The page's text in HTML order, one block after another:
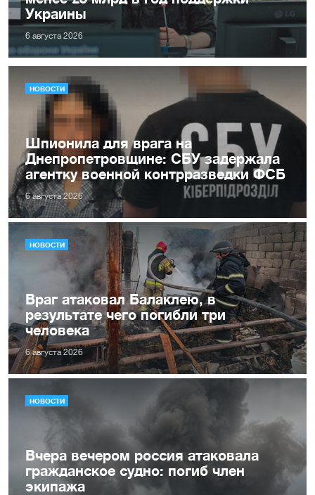
Украины
6 августа 2026
НОВОСТИ
Шпионила для врага на
Днепропетровщине: СБУ задержала
агентку военной контрразведки ФСБ
6 августа 2026
НОВОСТИ
Враг атаковал Балаклею, в
результате чего погибли три
человека
6 августа 2026
НОВОСТИ
Вчера вечером россия атаковала
гражданское судно: погиб член
экипажа